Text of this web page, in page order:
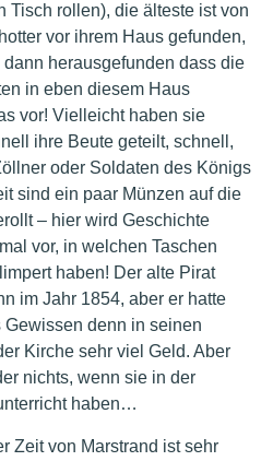
Tisch rollen), die älteste ist von
vor ihrem Haus gefunden,
herausgefunden dass die
in eben diesem Haus
vor! Vielleicht haben sie
ihre Beute geteilt, schnell,
oder Soldaten des Königs
sind ein paar Münzen auf die
– hier wird Geschichte
vor, in welchen Taschen
haben! Der alte Pirat
im Jahr 1854, aber er hatte
denn in seinen
Kirche sehr viel Geld. Aber
nichts, wenn sie in der
haben…
Zeit von Marstrand ist sehr